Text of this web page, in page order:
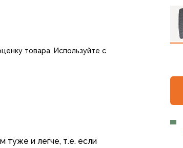
товара. Используйте с
туже и легче, т.е. если